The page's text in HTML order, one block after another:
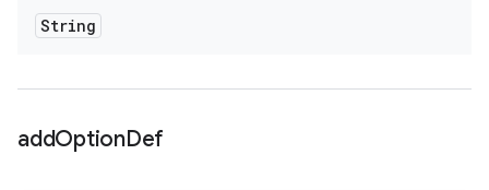
String
addOptionDef